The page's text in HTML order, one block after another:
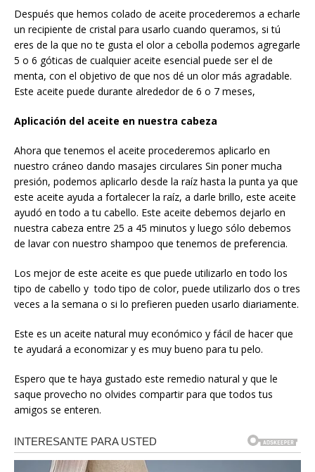
Después que hemos colado de aceite procederemos a echarle
un recipiente de cristal para usarlo cuando queramos, si tú
eres de la que no te gusta el olor a cebolla podemos agregarle
5 o 6 góticas de cualquier aceite esencial puede ser el de
menta, con el objetivo de que nos dé un olor más agradable.
Este aceite puede durante alrededor de 6 o 7 meses,
Aplicación del aceite en nuestra cabeza
Ahora que tenemos el aceite procederemos aplicarlo en
nuestro cráneo dando masajes circulares Sin poner mucha
presión, podemos aplicarlo desde la raíz hasta la punta ya que
este aceite ayuda a fortalecer la raíz, a darle brillo, este aceite
ayudó en todo a tu cabello. Este aceite debemos dejarlo en
nuestra cabeza entre 25 a 45 minutos y luego sólo debemos
de lavar con nuestro shampoo que tenemos de preferencia.
Los mejor de este aceite es que puede utilizarlo en todo los
tipo de cabello y todo tipo de color, puede utilizarlo dos o tres
veces a la semana o si lo prefieren pueden usarlo diariamente.
Este es un aceite natural muy económico y fácil de hacer que
te ayudará a economizar y es muy bueno para tu pelo.
Espero que te haya gustado este remedio natural y que le
saque provecho no olvides compartir para que todos tus
amigos se enteren.